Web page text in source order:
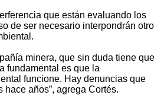
que están evaluando los
de ser necesario interpondrán otro
minera, que sin duda tiene que
fundamental es que la
funcione. Hay denuncias que
hace años”, agrega Cortés.